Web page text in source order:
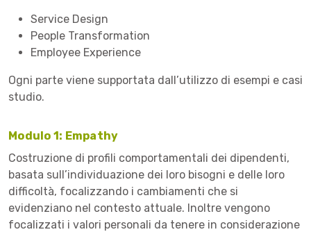
Service Design
People Transformation
Employee Experience
Ogni parte viene supportata dall’utilizzo di esempi e casi
studio.
Modulo 1: Empathy
Costruzione di profili comportamentali dei dipendenti,
basata sull’individuazione dei loro bisogni e delle loro
difficoltà, focalizzando i cambiamenti che si
evidenziano nel contesto attuale. Inoltre vengono
focalizzati i valori personali da tenere in considerazione